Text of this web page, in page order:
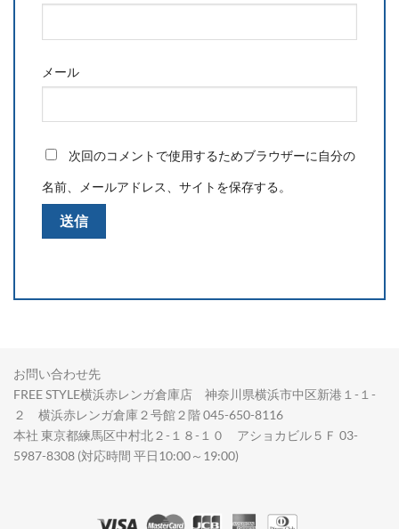
メール
次回のコメントで使用するためブラウザーに自分の
名前、メールアドレス、サイトを保存する。
お問い合わせ先
FREE STYLE横浜赤レンガ倉庫店 神奈川県横浜市中区新港１-１-
２ 横浜赤レンガ倉庫２号館２階 045-650-8116
本社 東京都練馬区中村北２-１８-１０ アショカビル５Ｆ 03-
5987-8308 (対応時間 平日10:00～19:00)